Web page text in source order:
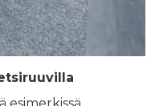
esimerkissä